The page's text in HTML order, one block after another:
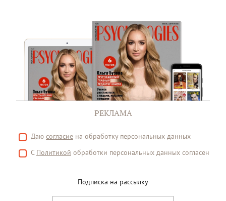
РЕКЛАМА
Даю согласие на обработку персональных данных
С Политикой обработки персональных данных согласен
Подписка на рассылку